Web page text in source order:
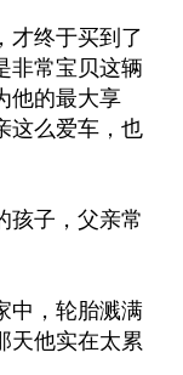
才终于买到了
非常宝贝这辆
他的最大享
这么爱车，也
孩子，父亲常
中，轮胎溅满
天他实在太累